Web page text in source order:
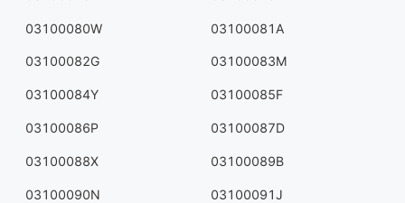
03100080W 03100081A
03100082G 03100083M
03100084Y 03100085F
03100086P 03100087D
03100088X 03100089B
03100090N 03100091J